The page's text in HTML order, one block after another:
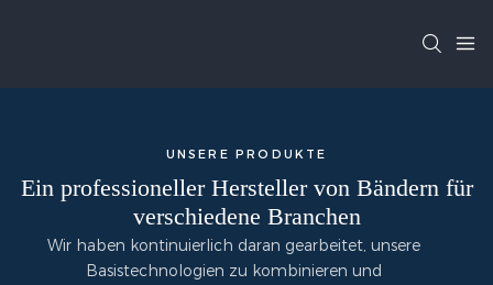
UNSERE PRODUKTE
Ein professioneller Hersteller von Bändern für
verschiedene Branchen
Wir haben kontinuierlich daran gearbeitet, unsere
Basistechnologien zu kombinieren und